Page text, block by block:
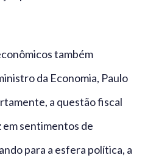
também
da Economia, Paulo
a questão fiscal
em sentimentos de
para a esfera política, a